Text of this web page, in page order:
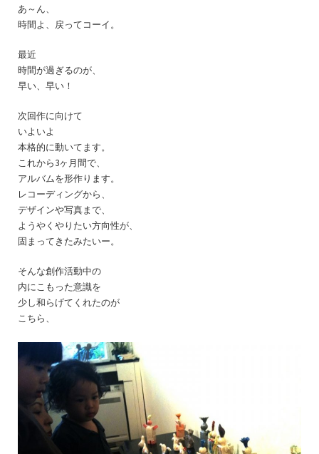
あ～ん、
時間よ、戻ってコーイ。
最近
時間が過ぎるのが、
早い、早い！
次回作に向けて
いよいよ
本格的に動いてます。
これから3ヶ月間で、
アルバムを形作ります。
レコーディングから、
デザインや写真まで、
ようやくやりたい方向性が、
固まってきたみたいー。
そんな創作活動中の
内にこもった意識を
少し和らげてくれたのが
こちら、